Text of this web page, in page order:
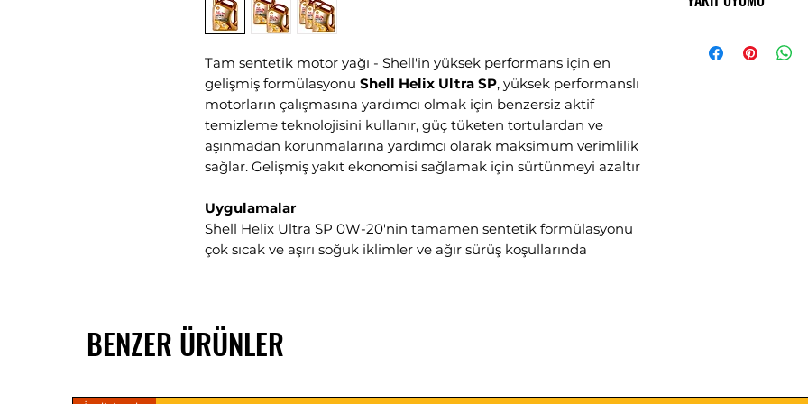
Tam sentetik motor yağı - Shell'in yüksek performans için en
gelişmiş formülasyonu Shell Helix Ultra SP, yüksek performanslı
motorların çalışmasına yardımcı olmak için benzersiz aktif
temizleme teknolojisini kullanır, güç tüketen tortulardan ve
aşınmadan korunmalarına yardımcı olarak maksimum verimlilik
sağlar. Gelişmiş yakıt ekonomisi sağlamak için sürtünmeyi azaltır
Uygulamalar
Shell Helix Ultra SP 0W-20'nin tamamen sentetik formülasyonu
çok sıcak ve aşırı soğuk iklimler ve ağır sürüş koşullarında
temiz tutar ve külden korur.·Shell Helix Ultra SP 0W-20 benzinli
motorlar, partikül filtreli dizel motorlar ve lpg yakıtla çalışan
Low Saps
Dizel Araç
BENZER ÜRÜNLER